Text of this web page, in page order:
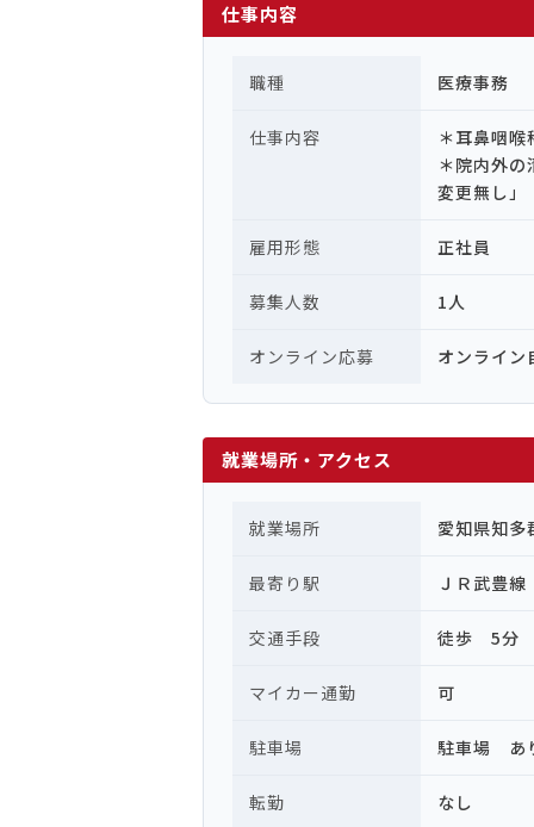
仕事内容
職種 医療事務
仕事内容
＊耳鼻咽
＊院内外
変更無し」
雇用形態 正社員
募集人数 1人
オンライン応募 オンライン
就業場所・アクセス
就業場所 愛知県知多
最寄り駅 ＪＲ武豊
交通手段 徒歩 5分
マイカー通勤 可
駐車場 駐車場 あ
転勤 なし